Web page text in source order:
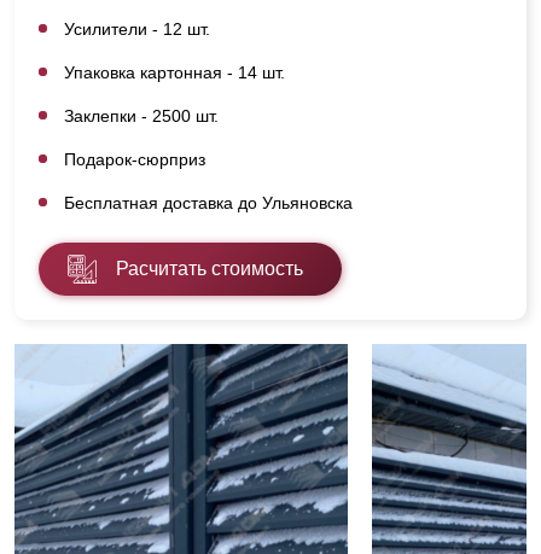
Усилители - 12 шт.
Упаковка картонная - 14 шт.
Заклепки - 2500 шт.
Подарок-сюрприз
Бесплатная доставка до Ульяновска
Расчитать стоимость